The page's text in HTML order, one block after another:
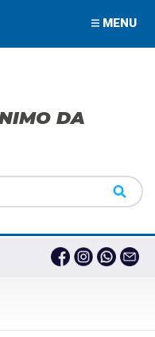
MENU
DA